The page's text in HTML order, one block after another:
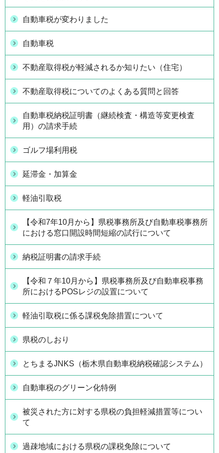
自動車税が変わりました
自動車税
不動産取得税が軽減されるか知りたい（住宅）
不動産取得税についてのよくある質問と回答
自動車税納税証明書（継続検査・構造等変更検査
用）の請求手続
ゴルフ場利用税
延滞金・加算金
軽油引取税
【令和7年10月から】県税事務所及び自動車税事務所
における窓口開設時間短縮の試行について
納税証明書の請求手続
【令和７年10月から】県税事務所及び自動車税事務
所におけるPOSレジの設置について
軽油引取税に係る課税免除措置について
県税のしおり
とちまるJNKS（栃木県自動車税納税確認システム）
自動車税のグリーン化特例
被災された方に対する県税の負担軽減措置等につい
て
過疎地域における県税の課税免除について